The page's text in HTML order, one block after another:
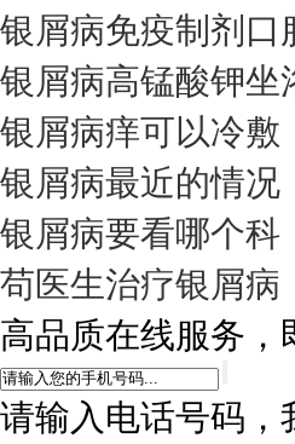
银屑病免疫制剂口
银屑病高锰酸钾坐
银屑病痒可以冷敷
银屑病最近的情况
银屑病要看哪个科
苟医生治疗银屑病
高品质在线服务，
请输入电话号码，